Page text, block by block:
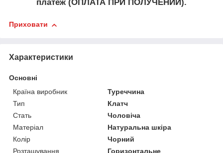
платеж (ОПЛАТА ПРИ ПОЛУЧЕНИИ).
Приховати
Характеристики
Основні
Країна виробник
Туреччина
Тип
Клатч
Стать
Чоловіча
Матеріал
Натуральна шкіра
Колір
Чорний
Розташування
Горизонтальне